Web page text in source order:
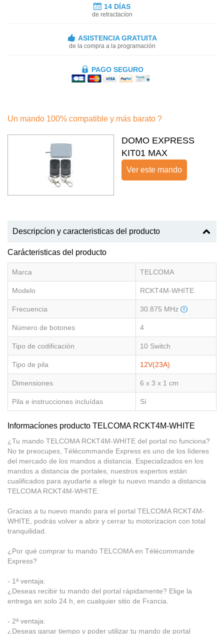
14 DÍAS
de retractacíon
ASISTENCIA GRATUITA
de la compra a la programación
PAGO SEGURO
Un mando 100% compatible y más barato ?
DOMO EXPRESS
KIT01 MAX
Ver este mando
Descripcíon y caracteristicas del producto
Carácteristicas del producto
Marca TELCOMA
Modelo RCKT4M-WHITE
Frecuencia 30.875 MHz
Número de botones 4
Tipo de codificación 10 Switch
Tipo de pila 12V(23A)
Dimensiones 6 x 3 x 1 cm
Pila e instrucciones incluídas Sí
Informacíones producto TELCOMA RCKT4M-WHITE
¿Tu mando TELCOMA RCKT4M-WHITE del portal no funciona?
No te preocupes, Télécommande Express es uno de los líderes
del mercado de los mandos a distancia. Especializados en los
mandos a distancia de portales, nuestros expertos están
cualificados para ayudarte a elegir tu nuevo mando a distancia
TELCOMA RCKT4M-WHITE.
Gracias a tu nuevo mando para el portal TELCOMA RCKT4M-
WHITE, podrás volver a abrir y cerrar tu motorizacion con total
tranquilidad.
¿Por qué comprar tu mando TELCOMA en Télécommande
Express?
- 1ª ventaja:
¿Deseas recibir tu mando del portal rápidamente? Elige la
entrega en solo 24 h, en cualquier sitio de Francia.
- 2ª ventaja:
¿Deseas ganar tiempo y poder utilizar tu mando de portal